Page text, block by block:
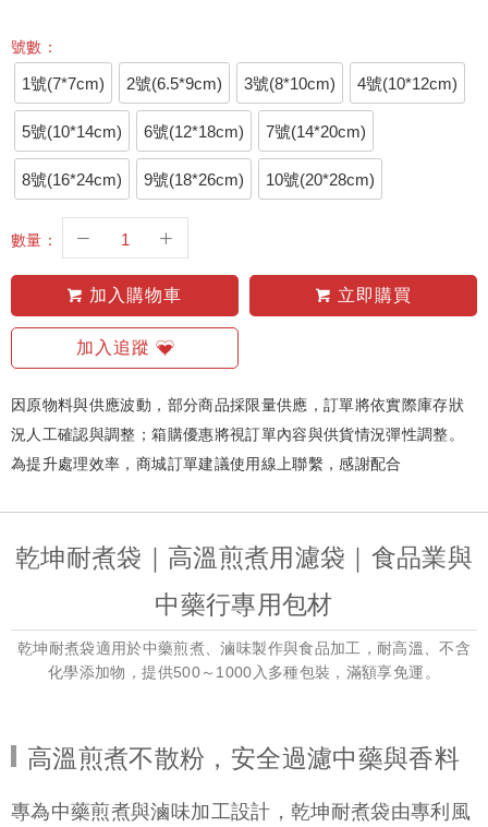
號數：
1號(7*7cm) 2號(6.5*9cm) 3號(8*10cm) 4號(10*12cm)
5號(10*14cm) 6號(12*18cm) 7號(14*20cm)
8號(16*24cm) 9號(18*26cm) 10號(20*28cm)
數量：
加入購物車 立即購買
加入追蹤
因原物料與供應波動，部分商品採限量供應，訂單將依實際庫存狀
況人工確認與調整；箱購優惠將視訂單內容與供貨情況彈性調整。
為提升處理效率，商城訂單建議使用線上聯繫，感謝配合
乾坤耐煮袋｜高溫煎煮用濾袋｜食品業與
中藥行專用包材
乾坤耐煮袋適用於中藥煎煮、滷味製作與食品加工，耐高溫、不含
化學添加物，提供500～1000入多種包裝，滿額享免運。
高溫煎煮不散粉，安全過濾中藥與香料
專為中藥煎煮與滷味加工設計，乾坤耐煮袋由專利風